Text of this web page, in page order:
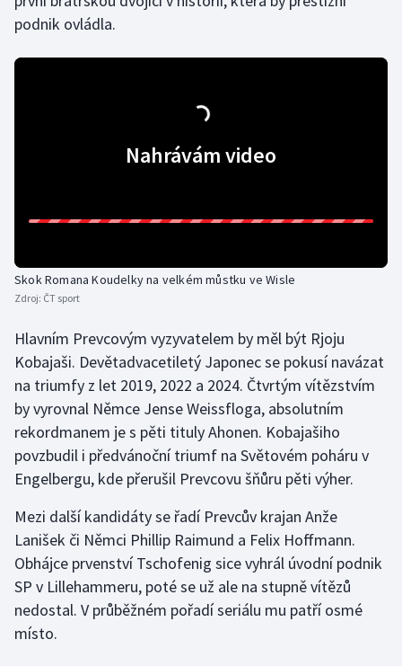
podnik ovládla.
Nahrávám video
Skok Romana Koudelky na velkém můstku ve Wisle
Zdroj: ČT sport
Hlavním Prevcovým vyzyvatelem by měl být Rjoju
Kobajaši. Devětadvacetiletý Japonec se pokusí navázat
na triumfy z let 2019, 2022 a 2024. Čtvrtým vítězstvím
by vyrovnal Němce Jense Weissfloga, absolutním
rekordmanem je s pěti tituly Ahonen. Kobajašiho
povzbudil i předvánoční triumf na Světovém poháru v
Engelbergu, kde přerušil Prevcovu šňůru pěti výher.
Mezi další kandidáty se řadí Prevcův krajan Anže
Lanišek či Němci Phillip Raimund a Felix Hoffmann.
Obhájce prvenství Tschofenig sice vyhrál úvodní podnik
SP v Lillehammeru, poté se už ale na stupně vítězů
nedostal. V průběžném pořadí seriálu mu patří osmé
místo.